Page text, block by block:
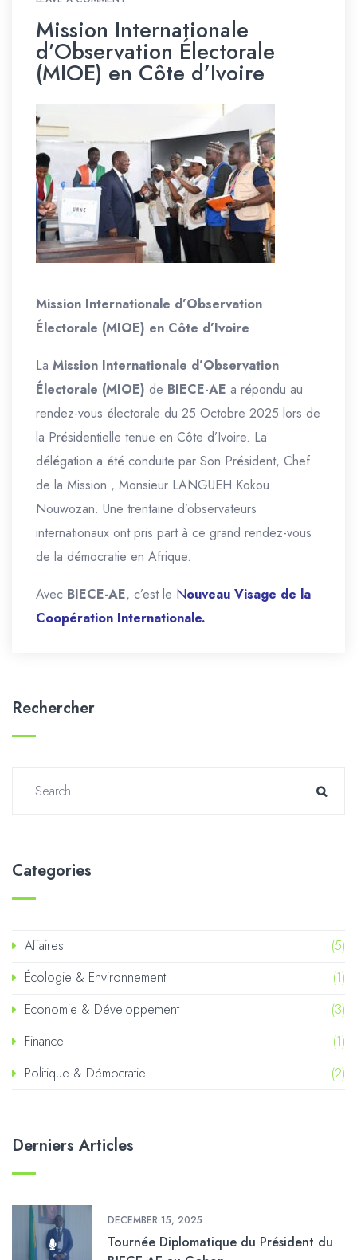
Mission Internationale
d’Observation Électorale
(MIOE) en Côte d’Ivoire
Mission Internationale d’Observation
Électorale (MIOE) en Côte d’Ivoire
La Mission Internationale d’Observation
Électorale (MIOE) de BIECE-AE a répondu au
rendez-vous électorale du 25 Octobre 2025 lors de
la Présidentielle tenue en Côte d’Ivoire. La
délégation a été conduite par Son Président, Chef
de la Mission , Monsieur LANGUEH Kokou
Nouwozan. Une trentaine d’observateurs
internationaux ont pris part à ce grand rendez-vous
de la démocratie en Afrique.
Avec BIECE-AE, c’est le Nouveau Visage de la
Coopération Internationale.
Rechercher
Categories
Affaires
(5)
Écologie & Environnement
(1)
Economie & Développement
(3)
Finance
(1)
Politique & Démocratie
(2)
Derniers Articles
DECEMBER 15, 2025
Tournée Diplomatique du Président du